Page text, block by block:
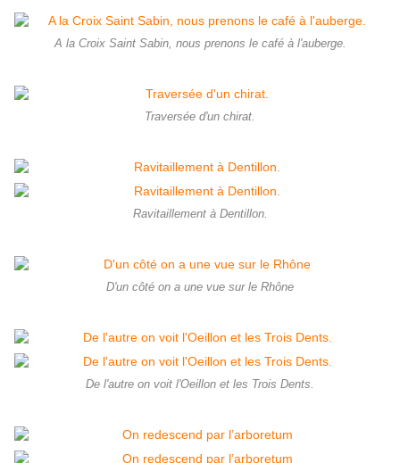
A la Croix Saint Sabin, nous prenons le café à l'auberge.
Traversée d'un chirat.
Ravitaillement à Dentillon.
D'un côté on a une vue sur le Rhône
De l'autre on voit l'Oeillon et les Trois Dents.